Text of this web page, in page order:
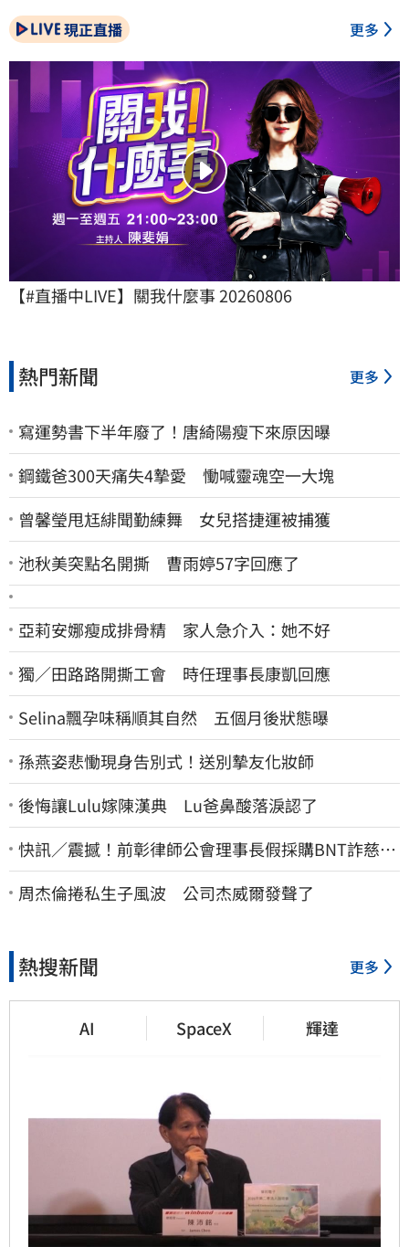
現正直播 更多
【#直播中LIVE】關我什麼事 20260806
熱門新聞 更多
寫運勢書下半年廢了！唐綺陽瘦下來原因曝
鋼鐵爸300天痛失4摯愛 慟喊靈魂空一大塊
曾馨瑩甩尪緋聞勤練舞 女兒搭捷運被捕獲
池秋美突點名開撕 曹雨婷57字回應了
亞莉安娜瘦成排骨精 家人急介入：她不好
獨／田路路開撕工會 時任理事長康凱回應
Selina飄孕味稱順其自然 五個月後狀態曝
孫燕姿悲慟現身告別式！送別摯友化妝師
後悔讓Lulu嫁陳漢典 Lu爸鼻酸落淚認了
快訊／震撼！前彰律師公會理事長假採購BNT詐慈濟
10億、洗錢囤232kg黃金
周杰倫捲私生子風波 公司杰威爾發聲了
熱搜新聞 更多
AI SpaceX 輝達